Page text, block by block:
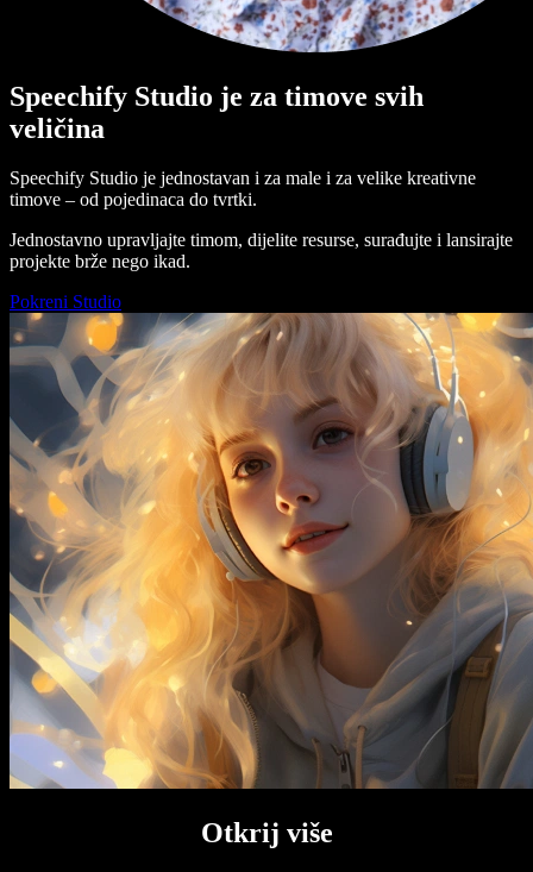
Speechify Studio je za timove svih
veličina
Speechify Studio je jednostavan i za male i za velike kreativne
timove – od pojedinaca do tvrtki.
Jednostavno upravljajte timom, dijelite resurse, surađujte i lansirajte
projekte brže nego ikad.
Pokreni Studio
Otkrij više